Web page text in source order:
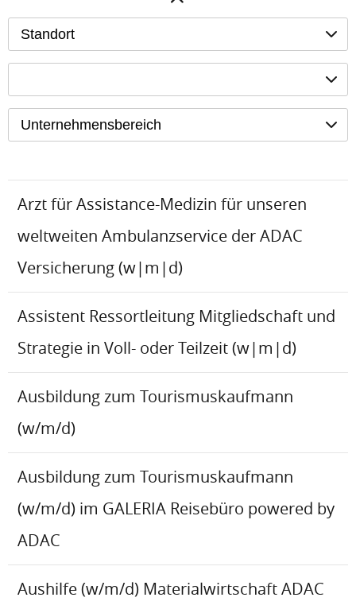
Standort
Unternehmensbereich
Arzt für Assistance-Medizin für unseren
weltweiten Ambulanzservice der ADAC
Versicherung (w|m|d)
Assistent Ressortleitung Mitgliedschaft und
Strategie in Voll- oder Teilzeit (w|m|d)
Ausbildung zum Tourismuskaufmann
(w/m/d)
Ausbildung zum Tourismuskaufmann
(w/m/d) im GALERIA Reisebüro powered by
ADAC
Aushilfe (w/m/d) Materialwirtschaft ADAC